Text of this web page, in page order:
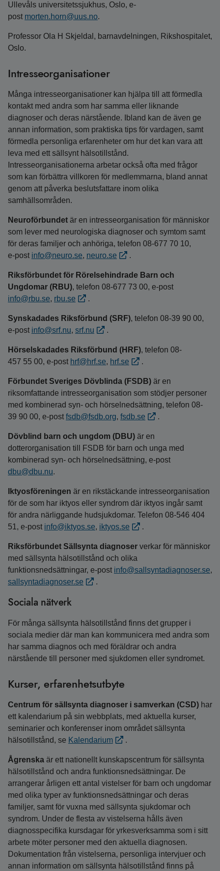
Ullevåls universitetssjukhus, Oslo, e-
post morten.horn@uus.no.
Professor Ola H Skjeldal, barnavdelningen, Rikshospitalet,
Oslo.
Intresseorganisationer
Många intresseorganisationer kan hjälpa till att förmedla
kontakt med andra som har samma eller liknande
diagnoser och deras närstående. Ibland kan de även ge
annan information, som praktiska tips för vardagen, samt
förmedla personliga erfarenheter om hur det kan vara att
leva med ett sällsynt hälsotillstånd.
Intresseorganisationerna arbetar också ofta med frågor
som kan förbättra villkoren för medlemmarna, bland annat
genom att påverka beslutsfattare inom olika
samhällsområden.
Neuroförbundet är en intresseorganisation för människor
som lever med neurologiska diagnoser och symtom samt
för deras familjer och anhöriga, telefon 08-677 70 10,
e‑post info@neuro.se, neuro.se .
Riksförbundet för Rörelsehindrade Barn och
Ungdomar (RBU), telefon 08‑677 73 00, e‑post
info@rbu.se, rbu.se .
Synskadades Riksförbund (SRF), telefon 08-39 90 00,
e-post info@srf.nu, srf.nu .
Hörselskadades Riksförbund (HRF), telefon 08-
457 55 00, e-post hrf@hrf.se, hrf.se .
Förbundet Sveriges Dövblinda (FSDB) är en
riksomfattande intresseorganisation som stödjer personer
med kombinerad syn- och hörselnedsättning, telefon 08-
39 90 00, e‑post fsdb@fsdb.org, fsdb.se .
Dövblind barn och ungdom (DBU) är en
dotterorganisation till FSDB för barn och unga med
kombinerad syn- och hörselnedsättning, e-post
dbu@dbu.nu.
Iktyosföreningen är en rikstäckande intresseorganisation
för de som har iktyos eller syndrom där iktyos ingår samt
för andra närliggande hudsjukdomar. Telefon 08-546 404
51, e-post info@iktyos.se, iktyos.se .
Riksförbundet Sällsynta diagnoser verkar för människor
med sällsynta hälsotillstånd och olika
funktionsnedsättningar, e‑post info@sallsyntadiagnoser.se,
sallsyntadiagnoser.se
.
Sociala nätverk
För många sällsynta hälsotillstånd finns det grupper i
sociala medier där man kan kommunicera med andra som
har samma diagnos och med föräldrar och andra
närstående till personer med sjukdomen eller syndromet.
Kurser, erfarenhetsutbyte
Centrum för sällsynta diagnoser i samverkan (CSD) har
ett kalendarium på sin webbplats, med aktuella kurser,
seminarier och konferenser inom området sällsynta
hälsotillstånd, se Kalendarium .
Ågrenska är ett nationellt kunskapscentrum för sällsynta
hälsotillstånd och andra funktionsnedsättningar. De
arrangerar årligen ett antal vistelser för barn och ungdomar
med olika typer av funktionsnedsättningar och deras
familjer, samt för vuxna med sällsynta sjukdomar och
syndrom. Under de flesta av vistelserna hålls även
diagnosspecifika kursdagar för yrkesverksamma som i sitt
arbete möter personer med den aktuella diagnosen.
Dokumentation från vistelserna, personliga intervjuer och
annan information om sällsynta hälsotillstånd finns på